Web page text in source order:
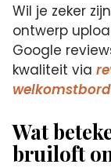
Wil je zeker
ontwerp
Google
kwaliteit via
Wat
bruiloft